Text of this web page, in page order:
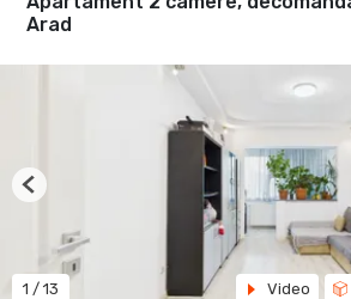
Arad
1 / 13 Video
Previous